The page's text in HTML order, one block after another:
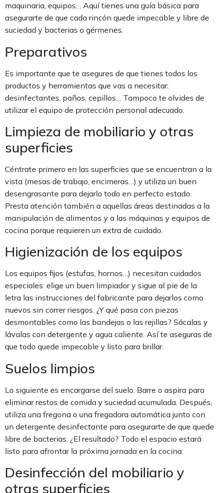
maquinaria, equipos… Aquí tienes una guía básica para
asegurarte de que cada rincón quede impecable y libre de
suciedad y bacterias o gérmenes.
Preparativos
Es importante que te asegures de que tienes todos los
productos y herramientas que vas a necesitar:
desinfectantes, paños, cepillos… Tampoco te olvides de
utilizar el equipo de protección personal adecuado.
Limpieza de mobiliario y otras
superficies
Céntrate primero en las superficies que se encuentran a la
vista (mesas de trabajo, encimeras…) y utiliza un buen
desengrasante para dejarlo todo en perfecto estado.
Presta atención también a aquellas áreas destinadas a la
manipulación de alimentos y a las máquinas y equipos de
cocina porque requieren un extra de cuidado.
Higienización de los equipos
Los equipos fijos (estufas, hornos…) necesitan cuidados
especiales: elige un buen limpiador y sigue al pie de la
letra las instrucciones del fabricante para dejarlos como
nuevos sin correr riesgos. ¿Y qué pasa con piezas
desmontables como las bandejas o las rejillas? Sácalas y
lávalas con detergente y agua caliente. Así te aseguras de
que todo quede impecable y listo para brillar.
Suelos limpios
Lo siguiente es encargarse del suelo. Barre o aspira para
eliminar restos de comida y suciedad acumulada. Después,
utiliza una fregona o una fregadora automática junto con
un detergente desinfectante para asegurarte de que quede
libre de bacterias. ¿El resultado? Todo el espacio estará
listo para afrontar la próxima jornada en la cocina.
Desinfección del mobiliario y
otras superficies